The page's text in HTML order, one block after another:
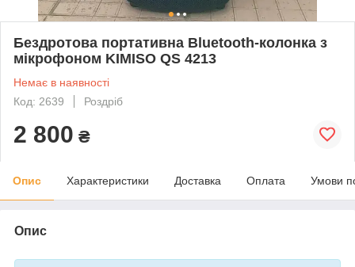
Бездротова портативна Bluetooth-колонка з
мікрофоном KIMISO QS 4213
Немає в наявності
Код: 2639
Роздріб
2 800 ₴
Опис Характеристики Доставка Оплата Умови
Опис